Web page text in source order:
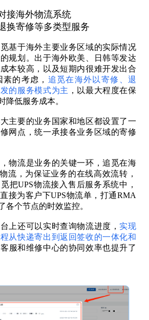
接海外物流系统
换寄修等多类型服务
基于海外主要业务区域的实际情况
规划。出于海外欧美、日韩等发达
本较高，以及短期内很难开发出合
的考虑， 追觅在海外以寄修、退
的服务模式为主 ，以最大程度在保
降低服务成本。
主要的业务国家和地区都设置了一
网点，统一承接各业务区域的寄修
物流是业务的关键一环，追觅在海
流，为保证业务的在线高效流转，
把UPS物流接入售后服务系统中，
接为客户下UPS物流单，打通RMA
各个节点的时效监控。
上还可以实时查询物流进度， 实现
从快递寄出到返回签收的一体化和
客服和维修中心的协同效率也提升了